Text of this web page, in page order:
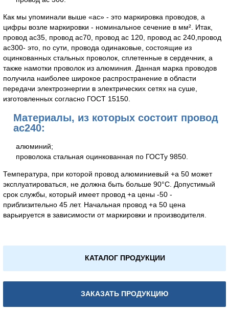
Как мы упоминали выше «ас» - это маркировка проводов, а
цифры возле маркировки - номинальное сечение в мм². Итак,
провод ас35, провод ас70, провод ас 120, провод ас 240,провод
ас300- это, по сути, провода одинаковые, состоящие из
оцинкованных стальных проволок, сплетенные в сердечник, а
также намотки проволок из алюминия. Данная марка проводов
получила наиболее широкое распространение в области
передачи электроэнергии в электрических сетях на суше,
изготовленных согласно ГОСТ 15150.
Материалы, из которых состоит провод
ас240:
алюминий;
проволока стальная оцинкованная по ГОСТу 9850.
Температура, при которой провод алюминиевый +а 50 может
эксплуатироваться, не должна быть больше 90°С. Допустимый
срок службы, который имеет провод +а цены -50 -
приблизительно 45 лет. Начальная провод +а 50 цена
варьируется в зависимости от маркировки и производителя.
КАТАЛОГ ПРОДУКЦИИ
ЗАКАЗАТЬ ПРОДУКЦИЮ